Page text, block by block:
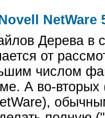
NetWare
Дерева в
от
числом
А во-вторых